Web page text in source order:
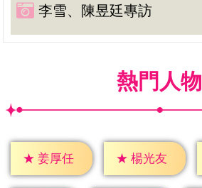
李雪、陳昱廷專訪
熱門人物
★ 姜厚任 ★ 楊光友